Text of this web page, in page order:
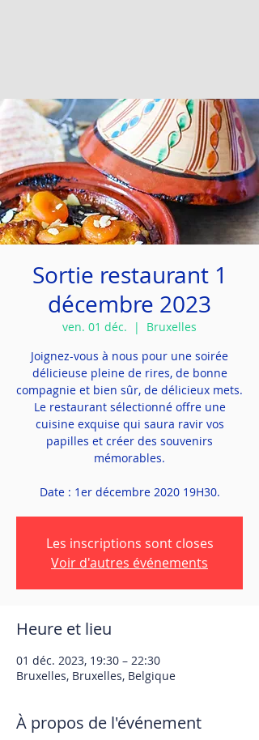
Sortie restaurant 1
décembre 2023
ven. 01 déc.
  |
Bruxelles
Joignez-vous à nous pour une soirée
délicieuse pleine de rires, de bonne
compagnie et bien sûr, de délicieux mets.
Le restaurant sélectionné offre une
cuisine exquise qui saura ravir vos
papilles et créer des souvenirs
mémorables.
Les inscriptions sont closes
Voir d'autres événements
Heure et lieu
01 déc. 2023, 19:30 – 22:30
Bruxelles, Bruxelles, Belgique
À propos de l'événement